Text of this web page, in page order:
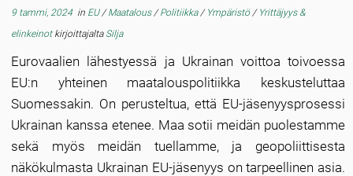
9 tammi, 2024in EU/Maatalous/Politiikka/ Ympäristö/ Yrittäjyys &
elinkeinot kirjoittajalta Silja
Eurovaalien lähestyessä ja Ukrainan voittoa toivoessa
EU:n yhteinen maatalouspolitiikka keskusteluttaa
Suomessakin. On perusteltua, että EU-jäsenyysprosessi
Ukrainan kanssa etenee. Maa sotii meidän puolestamme
sekä myös meidän tuellamme, ja geopoliittisesta
näkökulmasta Ukrainan EU-jäsenyys on tarpeellinen asia.